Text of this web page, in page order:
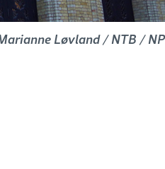
Løvland / NTB /